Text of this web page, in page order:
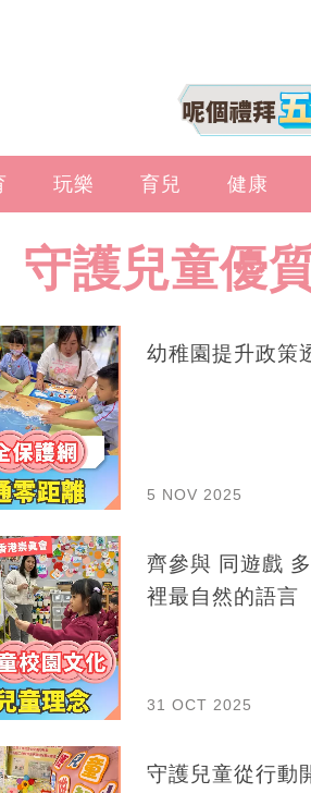
玩樂 育兒 健康
守護兒童優
幼稚園提升政策
5 NOV 2025
齊參與 同遊戲
裡最自然的語言
31 OCT 2025
守護兒童從行動